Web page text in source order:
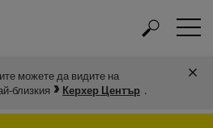
можете да видите на
близкия Керхер Център .